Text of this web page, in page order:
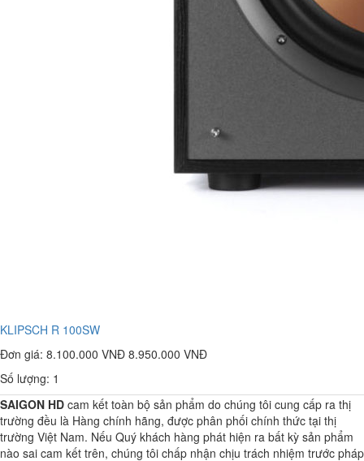
KLIPSCH R 100SW
Đơn giá: 8.100.000 VNĐ 8.950.000 VNĐ
Số lượng: 1
SAIGON HD cam kết toàn bộ sản phẩm do chúng tôi cung cấp ra thị
trường đều là Hàng chính hãng, được phân phối chính thức tại thị
trường Việt Nam. Nếu Quý khách hàng phát hiện ra bất kỳ sản phẩm
nào sai cam kết trên, chúng tôi chấp nhận chịu trách nhiệm trước pháp